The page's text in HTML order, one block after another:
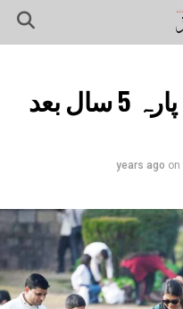
جنوری میں دہلی کا پارہ 5 سال بعد
on